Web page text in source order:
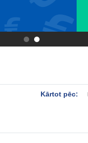
.
Kārtot pēc: